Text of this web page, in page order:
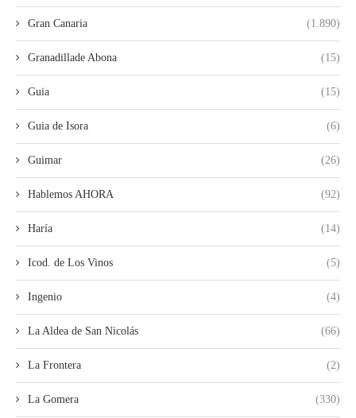
Gran Canaria (1.890)
Granadillade Abona (15)
Guia (15)
Guia de Isora (6)
Guimar (26)
Hablemos AHORA (92)
Haría (14)
Icod. de Los Vinos (5)
Ingenio (4)
La Aldea de San Nicolás (66)
La Frontera (2)
La Gomera (330)